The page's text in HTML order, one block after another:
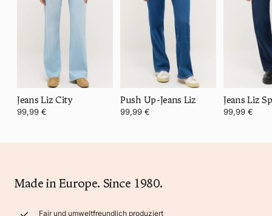
Jeans Liz City
99,99 €
Push Up-Jeans Liz
99,99 €
Jeans Liz
99,99 €
Made in Europe. Since 1980.
Fair und umweltfreundlich produziert